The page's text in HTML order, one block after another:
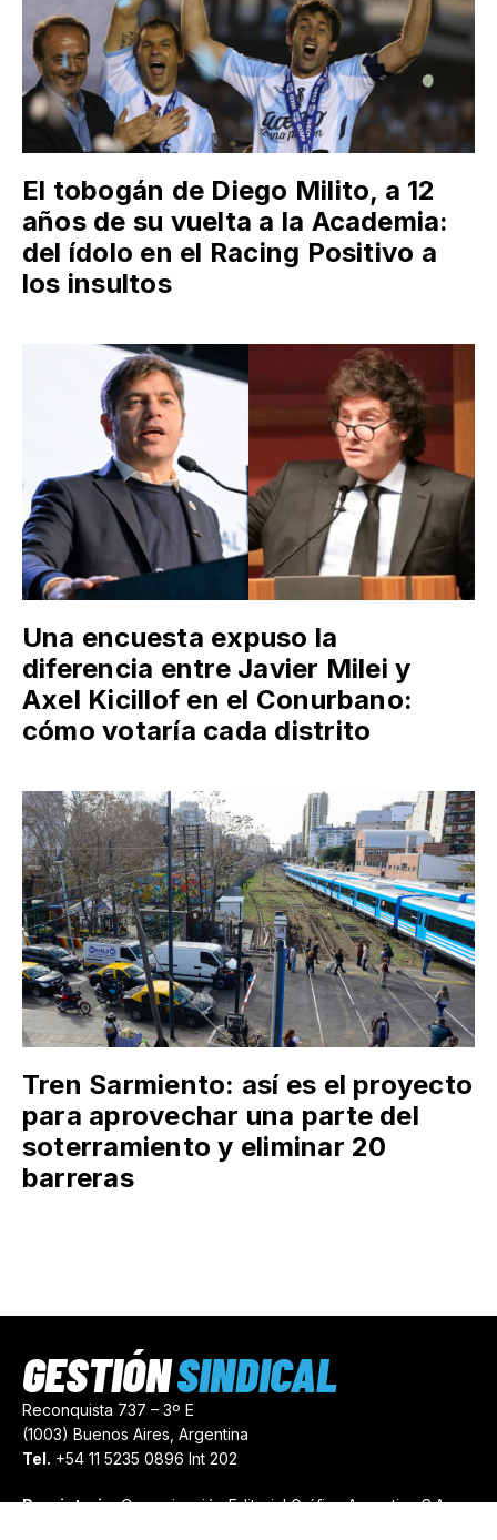
El tobogán de Diego Milito, a 12
años de su vuelta a la Academia:
del ídolo en el Racing Positivo a
los insultos
Una encuesta expuso la
diferencia entre Javier Milei y
Axel Kicillof en el Conurbano:
cómo votaría cada distrito
Tren Sarmiento: así es el proyecto
para aprovechar una parte del
soterramiento y eliminar 20
barreras
Reconquista 737 – 3º E
(1003) Buenos Aires, Argentina
Tel. +54 11 5235 0896 Int 202
Propietario:Comunicación Editorial Gráfica Argentina S.A.
GESTIÓNSINDICAL